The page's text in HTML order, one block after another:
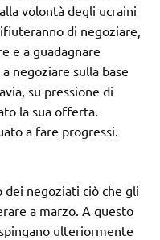
volontà degli ucraini
di negoziare,
e a guadagnare
negoziare sulla base
su pressione di
la sua offerta.
a fare progressi.
negoziati ciò che gli
a marzo. A questo
ulteriormente